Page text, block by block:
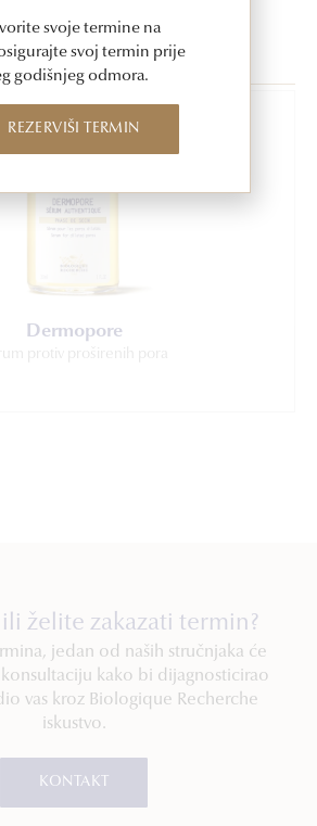
Dermopore
protiv proširenih pora
želite zakazati termin?
jedan od naših stručnjaka će
kako bi dijagnosticirao
vas kroz Biologique Recherche
iskustvo.
KONTAKT
svoje termine na
svoj termin prije
godišnjeg odmora.
REZERVIŠI TERMIN